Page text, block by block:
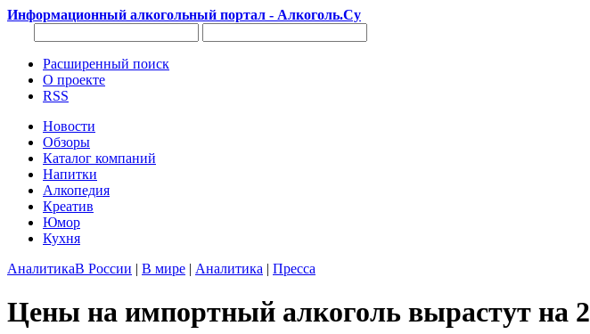
Информационный алкогольный портал - Алкоголь.Су
Расширенный поиск
О проекте
RSS
Новости
Обзоры
Каталог компаний
Напитки
Алкопедия
Креатив
Юмор
Кухня
АналитикаВ России | В мире | Аналитика | Пресса
Цены на импортный алкоголь вырастут на